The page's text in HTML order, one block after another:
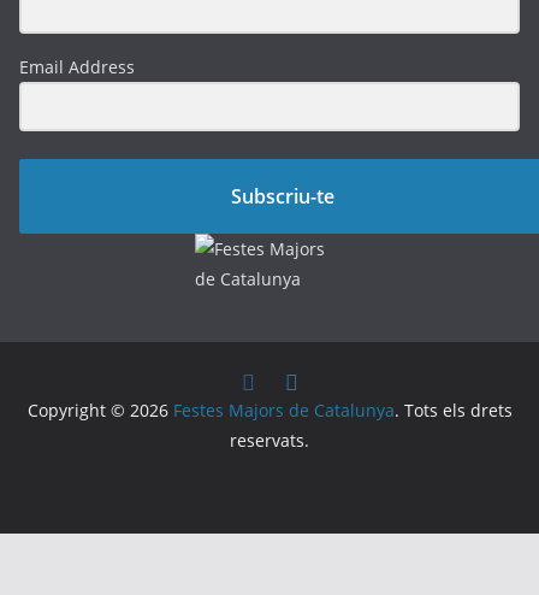
Email Address
Subscriu-te
Copyright © 2026 Festes Majors de Catalunya. Tots els drets
reservats.